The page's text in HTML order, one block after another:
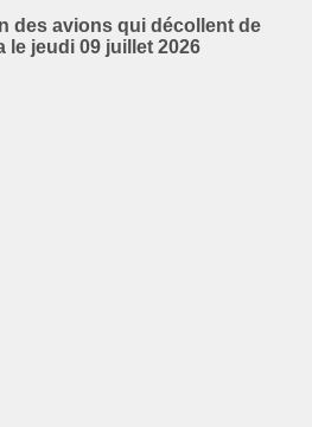
des avions qui décollent de
le jeudi 09 juillet 2026